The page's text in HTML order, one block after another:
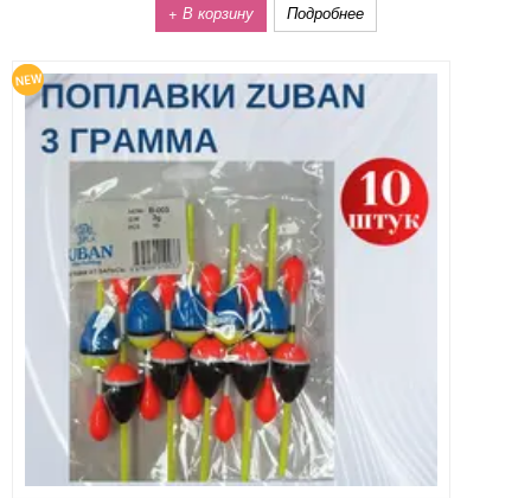
+ В корзину Подробнее